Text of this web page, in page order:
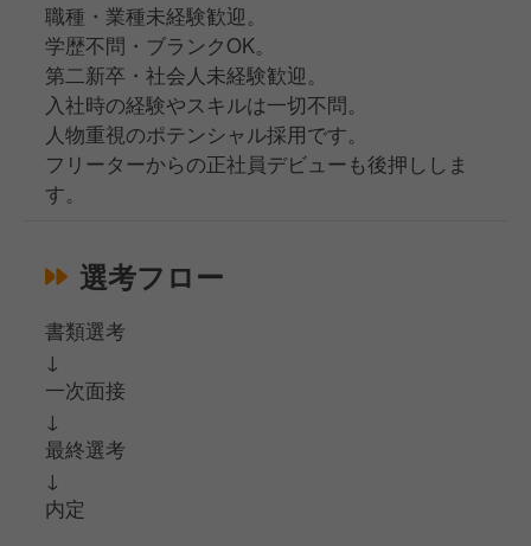
職種・業種未経験歓迎。
学歴不問・ブランクOK。
第二新卒・社会人未経験歓迎。
入社時の経験やスキルは一切不問。
人物重視のポテンシャル採用です。
フリーターからの正社員デビューも後押ししま
す。
選考フロー
書類選考
↓
一次面接
↓
最終選考
↓
内定